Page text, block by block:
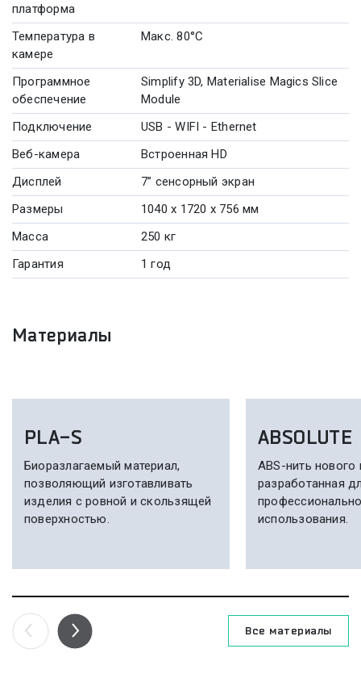
платформа
Температура в
камере
Макс. 80°C
Программное
обеспечение
Simplify 3D, Materialise Magics Slice
Module
Подключение
USB - WIFI - Ethernet
Веб-камера
Встроенная HD
Дисплей
7” сенсорный экран
Размеры
1040 x 1720 x 756 мм
Масса
250 кг
Гарантия
1 год
Материалы
PLA-S
Биоразлагаемый материал,
позволяющий изготавливать
изделия с ровной и скользящей
поверхностью.
ABSOLUTE
ABS-нить нового
разработанная
использования.
Все материалы